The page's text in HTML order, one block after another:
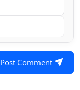
Post Comment